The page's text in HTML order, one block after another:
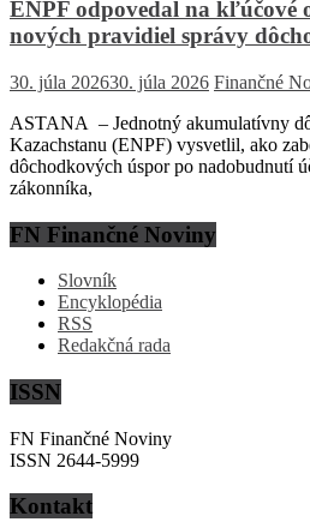
ENPF odpovedal na kľúčové
nových pravidiel správy
30. júla 202630. júla 2026 Finančné
ASTANA – Jednotný akumulatívny
Kazachstanu (ENPF) vysvetlil, ako
dôchodkových úspor po nadobudnutí
zákonníka,
FN Finančné Noviny
Slovník
Encyklopédia
RSS
Redakčná rada
ISSN
FN Finančné Noviny
ISSN 2644-5999
Kontakt